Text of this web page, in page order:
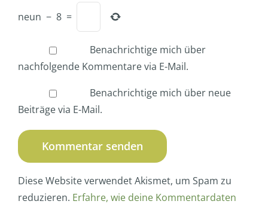
neun − 8 =
Benachrichtige mich über
nachfolgende Kommentare via E-Mail.
Benachrichtige mich über neue
Beiträge via E-Mail.
Diese Website verwendet Akismet, um Spam zu
reduzieren. Erfahre, wie deine Kommentardaten